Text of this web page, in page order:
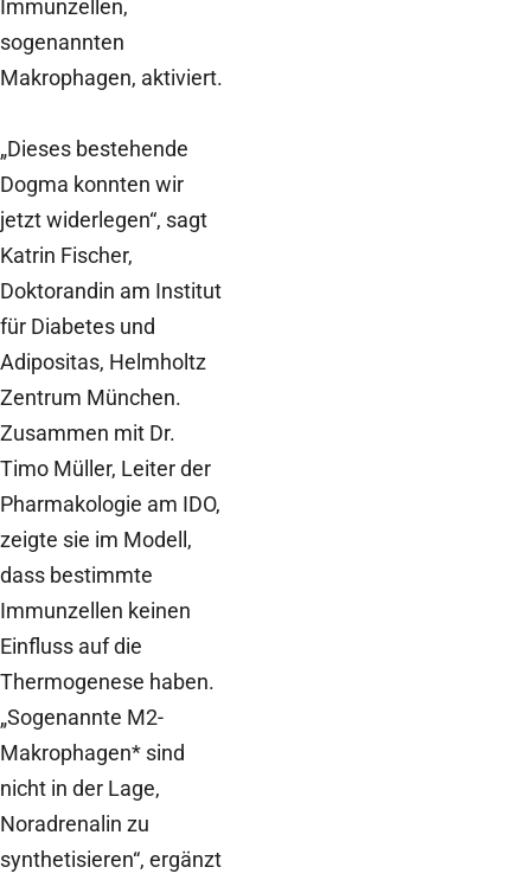
Immunzellen,
sogenannten
Makrophagen, aktiviert.
„Dieses bestehende
Dogma konnten wir
jetzt widerlegen“, sagt
Katrin Fischer,
Doktorandin am Institut
für Diabetes und
Adipositas, Helmholtz
Zentrum München.
Zusammen mit Dr.
Timo Müller, Leiter der
Pharmakologie am IDO,
zeigte sie im Modell,
dass bestimmte
Immunzellen keinen
Einfluss auf die
Thermogenese haben.
„Sogenannte M2-
Makrophagen* sind
nicht in der Lage,
Noradrenalin zu
synthetisieren“, ergänzt